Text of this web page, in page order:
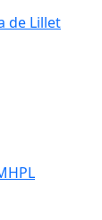
de Lillet